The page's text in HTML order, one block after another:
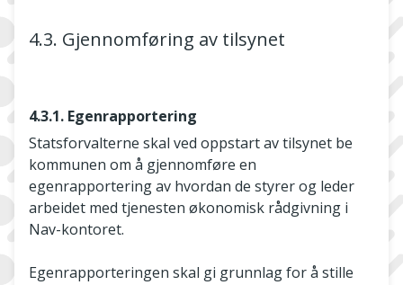
4.3. Gjennomføring av tilsynet
4.3.1. Egenrapportering
Statsforvalterne skal ved oppstart av tilsynet be
kommunen om å gjennomføre en
egenrapportering av hvordan de styrer og leder
arbeidet med tjenesten økonomisk rådgivning i
Nav-kontoret.
Egenrapporteringen skal gi grunnlag for å stille